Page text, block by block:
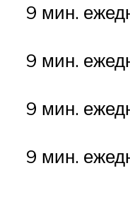
9 мин.
9 мин.
9 мин.
9 мин.